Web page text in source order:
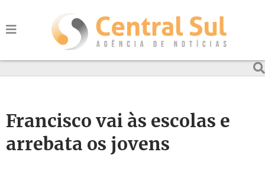
Francisco vai às escolas e
arrebata os jovens